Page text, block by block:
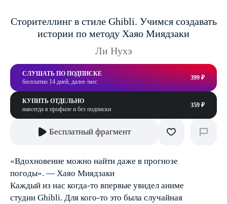
Сторителлинг в стиле Ghibli. Учимся создавать
истории по методу Хаяо Миядзаки
Ли Нухэ
СЛУШАТЬ ПО ПОДПИСКЕ
бесплатно 14 дней, далее /мес
399 ₽
КУПИТЬ ОТДЕЛЬНО
навсегда в профиле и без подписки
359 ₽
Бесплатный фрагмент
«Вдохновение можно найти даже в прогнозе
погоды». — Хаяо Миядзаки
Каждый из нас когда-то впервые увидел аниме
студии Ghibli. Для кого-то это была случайная